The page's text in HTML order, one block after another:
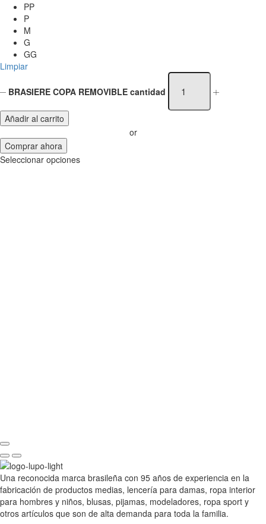
PP
P
M
G
GG
Limpiar
BRASIERE COPA REMOVIBLE cantidad
Añadir al carrito
or
Comprar ahora
Seleccionar opciones
Una reconocida marca brasileña con 95 años de experiencia en la
fabricación de productos medias, lencería para damas, ropa interior
para hombres y niños, blusas, pijamas, modeladores, ropa sport y
otros artículos que son de alta demanda para toda la familia.